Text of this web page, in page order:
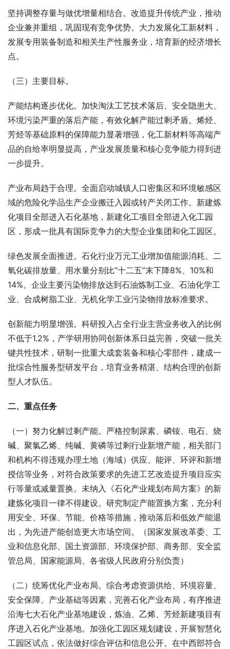
坚持调整存量与做优增量相结合。改造提升传统产业，推动
企业兼并重组，巩固现有竞争优势。大力发展化工新材料，
发展专用装备制造和相关生产性服务业，培育新的经济增长
点。
（三）主要目标。
产能结构逐步优化。加快淘汰工艺技术落后、安全隐患大、
环境污染严重的落后产能，有效化解产能过剩矛盾。烯烃、
芳烃等基础原料的保障能力显著增强，化工新材料等高端产
品的自给率明显提高，产业发展质量和核心竞争能力得到进
一步提升。
产业布局趋于合理。全面启动城镇人口密集区和环境敏感区
域的危险化学品生产企业搬迁入园或转产关闭工作。新建炼
化项目全部进入石化基地，新建化工项目全部进入化工园
区，形成一批具有国际竞争力的大型企业集团和化工园区。
绿色发展全面推进。石化行业万元工业增加值能源消耗、二
氧化碳排放量、用水量分别比“十二五”末下降8%、10%和
14%。企业主要污染物排放达到石油炼制工业、石油化学工
业、合成树脂工业、无机化学工业污染物排放标准要求。
创新能力明显增强。科研投入占全行业主营业务收入的比例
不低于1.2%，产学研用协同创新体系日益完善，突破一批关
键共性技术，研制一批重大成套装备和核心零部件，建成一
批综合性服务型研发平台，培育业务精湛、结构合理的创新
型人才队伍。
二、重点任务
（一）努力化解过剩产能。严格控制尿素、磷铵、电石、烧
碱、聚氯乙烯、纯碱、黄磷等过剩行业新增产能，相关部门
和机构不得违规办理土地（海域）供应、能评、环评和新增
授信等业务，对符合政策要求的先进工艺改造提升项目应实
行等量或减量置换。未纳入《石化产业规划布局方案》的新
建炼化项目一律不得建设。研究制定产能置换方案，充分利
用安全、环保、节能、价格等措施，推动落后和低效产能退
出，为先进产能创造更大市场空间。（国家发展改革委、工
业和信息化部、国土资源部、环境保护部、商务部、安全监
管总局、国家能源局、各省级人民政府分别负责）
（二）统筹优化产业布局。综合考虑资源供给、环境容量、
安全保障、产业基础等因素，完善石化产业布局，有序推进
沿海七大石化产业基地建设，炼油、乙烯、芳烃新建项目有
序进入石化产业基地。加强化工园区规划建设，开展智慧化
工园区试点，依法做好综合评估和信息公开。在中西部符合